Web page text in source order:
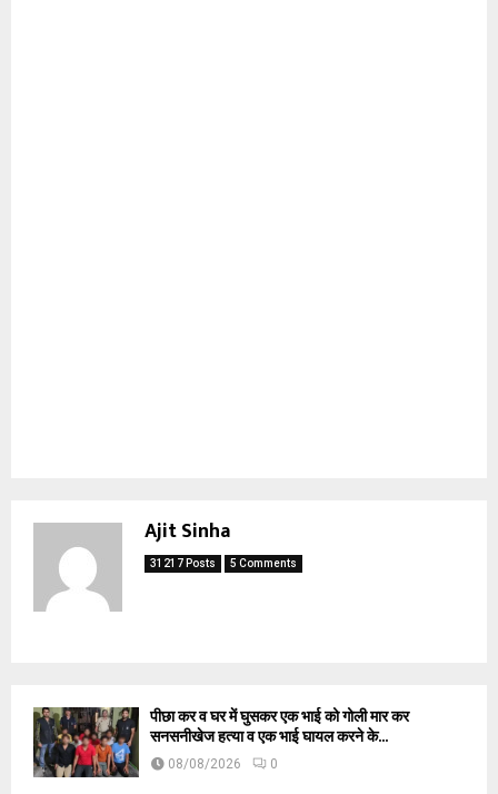
Ajit Sinha
31217 Posts 5 Comments
पीछा कर व घर में घुसकर एक भाई को गोली मार कर
सनसनीखेज हत्या व एक भाई घायल करने के...
08/08/2026 0